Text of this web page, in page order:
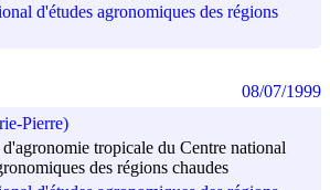
d'études agronomiques des régions
Pierre)
tropicale du Centre national
des régions chaudes
08/07/1999